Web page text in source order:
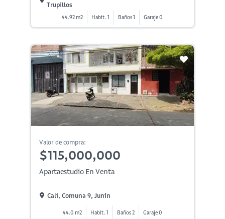
Trupillos
44.92 m2 Habit. 1 Baños 1 Garaje 0
Valor de compra:
$115,000,000
Apartaestudio En Venta
Cali, Comuna 9, Junín
44.0 m2 Habit. 1 Baños 2 Garaje 0